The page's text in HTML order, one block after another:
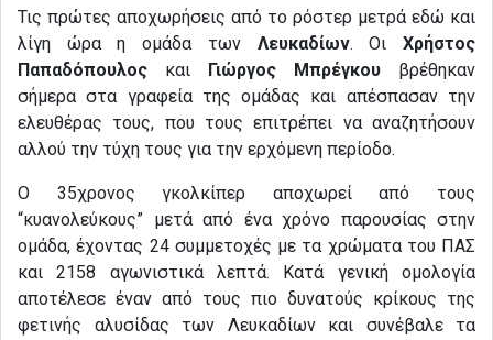
Τις πρώτες αποχωρήσεις από το ρόστερ μετρά εδώ και
λίγη ώρα η ομάδα των Λευκαδίων. ΟιΧρήστος
Παπαδόπουλος και Γιώργος Μπρέγκου βρέθηκαν
σήμερα στα γραφεία της ομάδας και απέσπασαν την
ελευθέρας τους, που τους επιτρέπει να αναζητήσουν
αλλού την τύχη τους για την ερχόμενη περίοδο.
Ο 35χρονος γκολκίπερ αποχωρεί από τους
“κυανολεύκους” μετά από ένα χρόνο παρουσίας στην
ομάδα, έχοντας 24 συμμετοχές με τα χρώματα του ΠΑΣ
και 2158 αγωνιστικά λεπτά. Κατά γενική ομολογία
αποτέλεσε έναν από τους πιο δυνατούς κρίκους της
φετινής αλυσίδας των Λευκαδίων και συνέβαλε τα